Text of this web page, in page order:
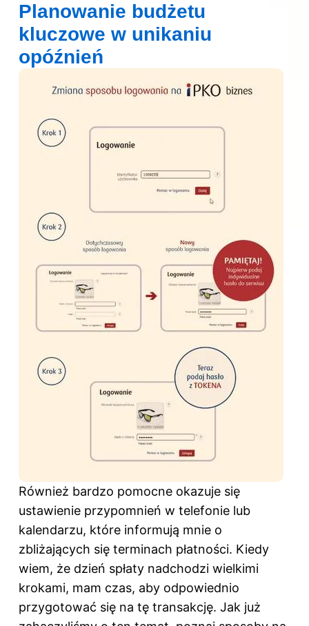
Planowanie budżetu
kluczowe w unikaniu
opóźnień
Również bardzo pomocne okazuje się
ustawienie przypomnień w telefonie lub
kalendarzu, które informują mnie o
zbliżających się terminach płatności. Kiedy
wiem, że dzień spłaty nadchodzi wielkimi
krokami, mam czas, aby odpowiednio
przygotować się na tę transakcję. Jak już